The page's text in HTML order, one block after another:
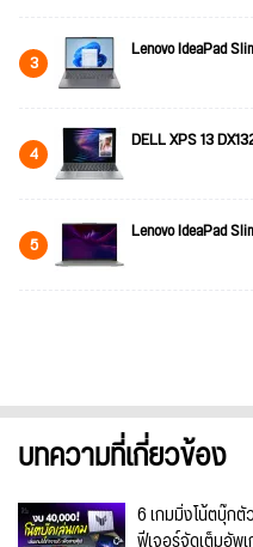
3 Lenovo IdeaPad
4 DELL XPS 13
5 Lenovo IdeaPad
บทความที่เกี่ยวข้อง
6 เกมมิ่งโน้ตบุ๊ก